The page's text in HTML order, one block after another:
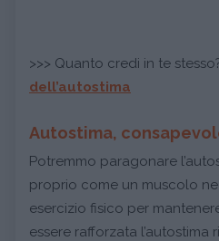
>>> Quanto credi in te
dell’autostima
Autostima,
Potremmo paragonare
proprio come un muscolo
esercizio fisico per
essere rafforzata l’autostima